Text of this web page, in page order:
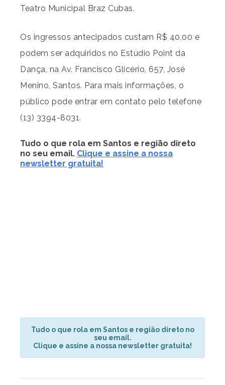
Teatro Municipal Braz Cubas.
Os ingressos antecipados custam R$ 40,00 e
podem ser adquiridos no Estúdio Point da
Dança, na Av. Francisco Glicério, 657, José
Menino, Santos. Para mais informações, o
público pode entrar em contato pelo telefone
(13) 3394-8031.
Tudo o que rola em Santos e região direto
no seu email. Clique e assine a nossa
newsletter gratuita!
Tudo o que rola em Santos e região direto no
seu email.
Clique e assine a nossa newsletter gratuita!